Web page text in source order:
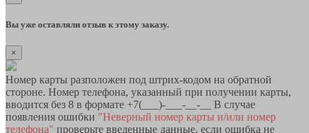
Вы уже оставляли отзыв к этому заказу.
×
Номер карты разположен под штрих-кодом на обратной
стороне. Номер телефона, указанный при получении карты,
вводится без 8 в формате +7(___)-___-__-__ В случае
появления ошибки "Неверный номер карты и/или номер
телефона" проверьте введенные данные, если ошибка не